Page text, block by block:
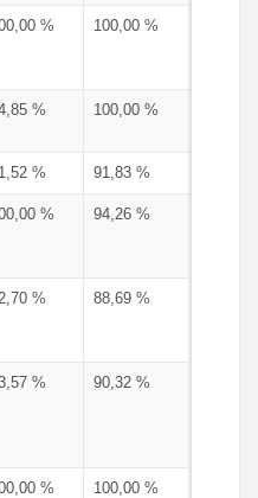
% 100,00 %
% 100,00 %
% 91,83 %
% 94,26 %
% 88,69 %
% 90,32 %
% 100,00 %